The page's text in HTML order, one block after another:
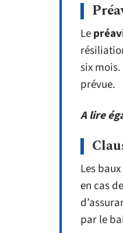
Le
six
prévue.
A lire
Les
en cas
par le